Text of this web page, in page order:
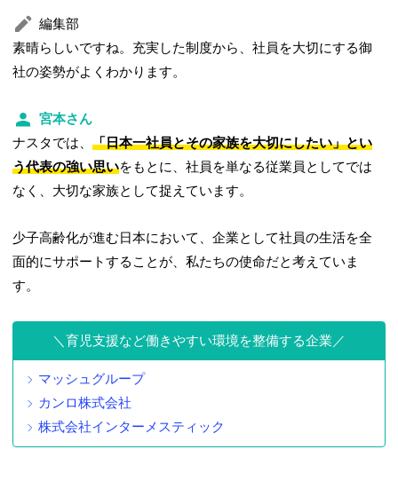
編集部
素晴らしいですね。充実した制度から、社員を大切にする御
社の姿勢がよくわかります。
宮本さん
ナスタでは、「日本一社員とその家族を大切にしたい」とい
う代表の強い思いをもとに、社員を単なる従業員としてでは
なく、大切な家族として捉えています。
少子高齢化が進む日本において、企業として社員の生活を全
面的にサポートすることが、私たちの使命だと考えていま
す。
育児支援など働きやすい環境を整備する企業
マッシュグループ
カンロ株式会社
株式会社インターメスティック